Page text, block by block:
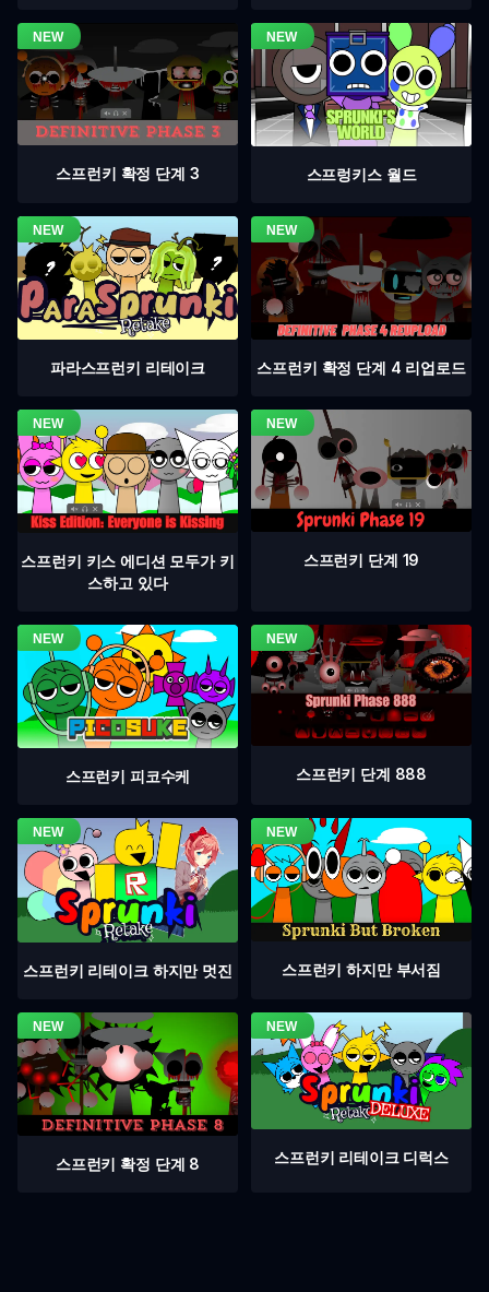
스프런키 확정 단계 3 스프렁키스 월드
파라스프런키 리테이크 스프런키 확정 단계 4 리업로드
스프런키 키스 에디션 모두가 키
스하고 있다
스프런키 단계 19
스프런키 피코수케 스프런키 단계 888
스프런키 리테이크 하지만 멋진 스프런키 하지만 부서짐
스프런키 확정 단계 8 스프런키 리테이크 디럭스